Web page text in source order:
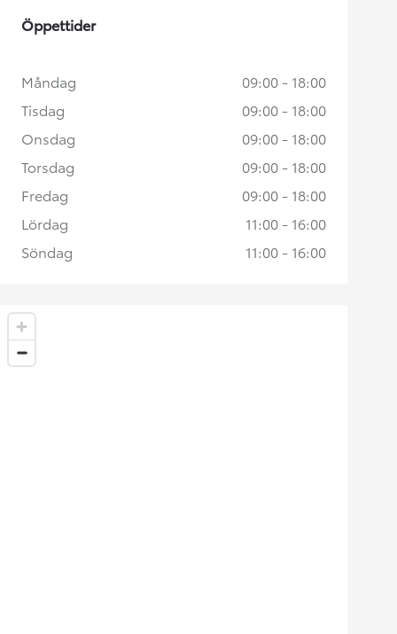
Öppettider
Måndag
09:00 - 18:00
Tisdag
09:00 - 18:00
Onsdag
09:00 - 18:00
Torsdag
09:00 - 18:00
Fredag
09:00 - 18:00
Lördag
11:00 - 16:00
Söndag
11:00 - 16:00